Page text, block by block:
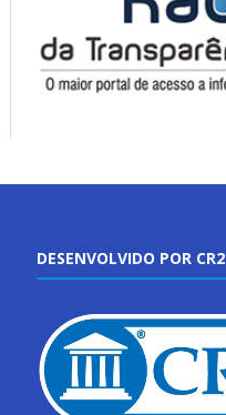
DESENVOLVIDO POR CR2